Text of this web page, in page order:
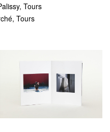
Tours
Tours